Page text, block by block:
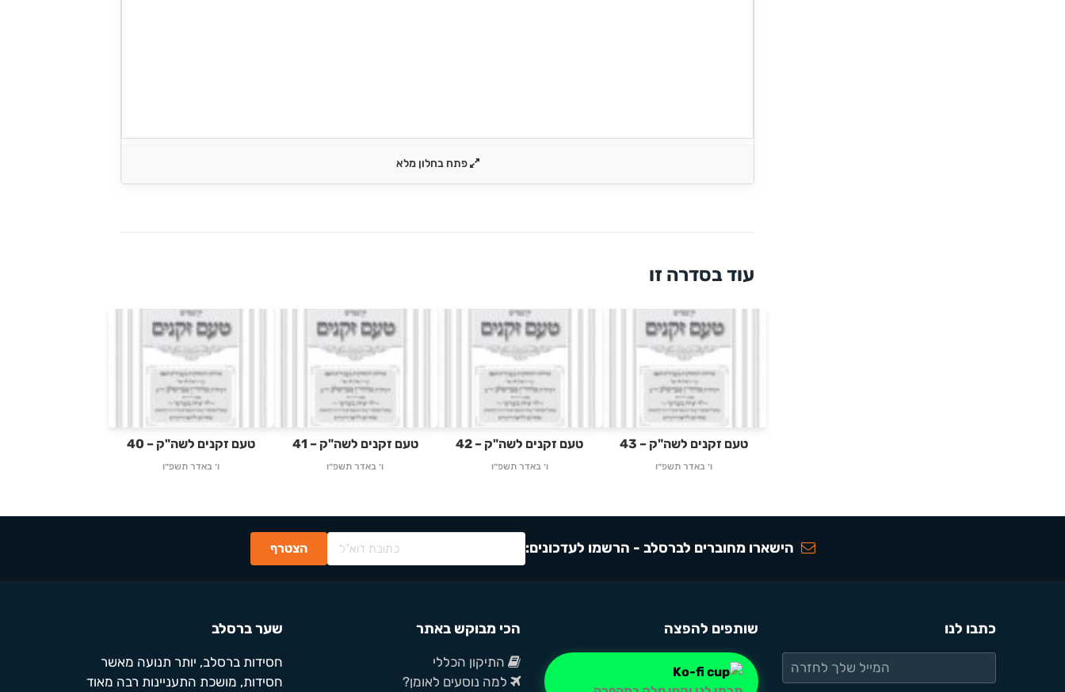
פתח בחלון מלא
עוד בסדרה זו
טעם זקנים לשה"ק – 43
ו׳ באדר תשפ״ו
טעם זקנים לשה"ק – 42
ו׳ באדר תשפ״ו
טעם זקנים לשה"ק – 41
ו׳ באדר תשפ״ו
טעם זקנים לשה"ק – 40
ו׳ באדר תשפ״ו
הישארו מחוברים לברסלב - הרשמו לעדכונים:
שער ברסלב
חסידות ברסלב, יותר תנועה מאשר
חסידות, מושכת התעניינות רבה מאוד
הכי מבוקש באתר
התיקון הכללי
למה נוסעים לאומן?
שותפים להפצה כתבו לנו